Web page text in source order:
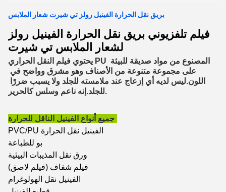
بريق نقل الحرارة الفينيل رولز تي شيرت شعار الملابس
فيلم تلفزيوني بريق نقل الحرارة الفينيل رولز
لشعار الملابس تي شيرت
يحتوي فيلم النقل الحراري PU المصنوع من مواد صديقة للبيئة
للجلد.إنه ناعم وسلس كالحرير.
PVC/PU الفينيل نقل الحرارة
بو للطباعة
ورق نقل المذيبات البيئية
فيلم شفاف (فيلم لاصق)
الفينيل نقل الهولوغرام